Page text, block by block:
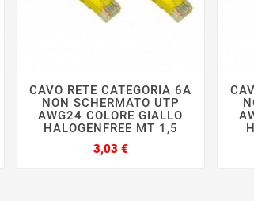
   
CAVO RETE CATEGORIA 6A
NON SCHERMATO UTP
AWG24 COLORE GIALLO
HALOGENFREE MT 1,5
3,03 €Prezzo